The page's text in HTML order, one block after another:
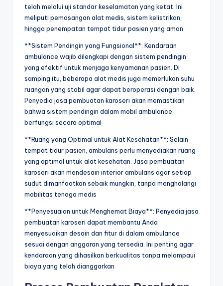
telah melalui uji standar keselamatan yang ketat. Ini
meliputi pemasangan alat medis, sistem kelistrikan,
hingga penempatan tempat tidur pasien yang aman
**Sistem Pendingin yang Fungsional**: Kendaraan
ambulance wajib dilengkapi dengan sistem pendingin
yang efektif untuk menjaga kenyamanan pasien. Di
samping itu, beberapa alat medis juga memerlukan suhu
ruangan yang stabil agar dapat beroperasi dengan baik.
Penyedia jasa pembuatan karoseri akan memastikan
bahwa sistem pendingin dalam mobil ambulance
berfungsi secara optimal
**Ruang yang Optimal untuk Alat Kesehatan**: Selain
tempat tidur pasien, ambulans perlu menyediakan ruang
yang optimal untuk alat kesehatan. Jasa pembuatan
karoseri akan mendesain interior ambulans agar setiap
sudut dimanfaatkan sebaik mungkin, tanpa menghalangi
mobilitas tenaga medis
**Penyesuaian untuk Menghemat Biaya**: Penyedia jasa
pembuatan karoseri dapat membantu Anda
menyesuaikan desain dan fitur di dalam ambulance
sesuai dengan anggaran yang tersedia. Ini penting agar
kendaraan yang dihasilkan berkualitas tanpa melampaui
biaya yang telah dianggarkan